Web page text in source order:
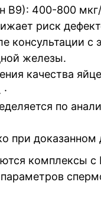
B9): 400-800
риск
консультации
железы.
качества
по
при доказанном
комплексы с